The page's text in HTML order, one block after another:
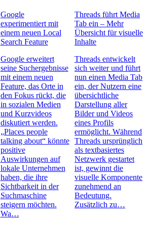
Google
experimentiert mit
einem neuen Local
Search Feature
Google erweitert
seine Suchergebnisse
mit einem neuen
Feature, das Orte in
den Fokus rückt, die
in sozialen Medien
und Kurzvideos
diskutiert werden.
„Places people
talking about“ könnte
positive
Auswirkungen auf
lokale Unternehmen
haben, die ihre
Sichtbarkeit in der
Suchmaschine
steigern möchten.
Wa…
Threads führt Media
Tab ein – Mehr
Übersicht für visuelle
Inhalte
Threads entwickelt
sich weiter und führt
nun einen Media Tab
ein, der Nutzern eine
übersichtliche
Darstellung aller
Bilder und Videos
eines Profils
ermöglicht. Während
Threads ursprünglich
als textbasiertes
Netzwerk gestartet
ist, gewinnt die
visuelle Komponente
zunehmend an
Bedeutung.
Zusätzlich zu…